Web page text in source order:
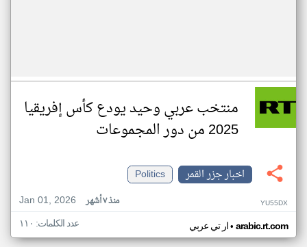
منتخب عربي وحيد يودع كأس إفريقيا
2025 من دور المجموعات
اخبار جزر القمر
Politics
Jan 01, 2026
منذ ٧ أشهر YU55DX
ار تي عربي• arabic.rt.com عدد الكلمات: ١١٠